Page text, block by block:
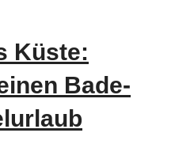
Küste:
Bade-